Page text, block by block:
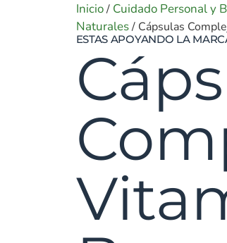
Inicio/ Cuidado Personal y
Naturales/ Cápsulas
ESTAS APOYANDO LA